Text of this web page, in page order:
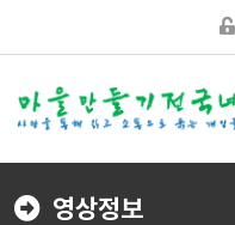
영상정보